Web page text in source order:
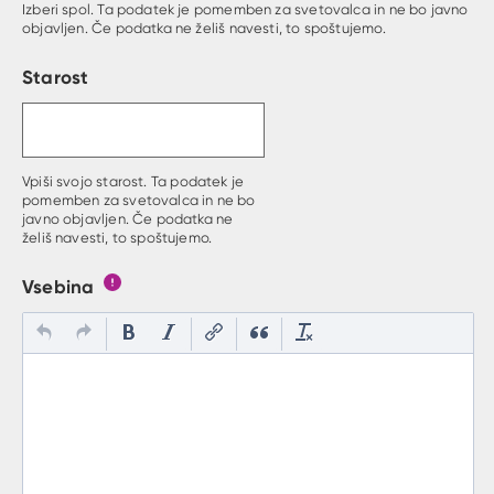
Izberi spol. Ta podatek je pomemben za svetovalca in ne bo javno
objavljen. Če podatka ne želiš navesti, to spoštujemo.
Starost
Vpiši svojo starost. Ta podatek je
pomemben za svetovalca in ne bo
javno objavljen. Če podatka ne
želiš navesti, to spoštujemo.
Vsebina